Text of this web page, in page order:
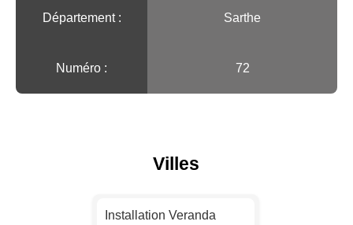
Département : Sarthe
Numéro : 72
Villes
Installation Veranda